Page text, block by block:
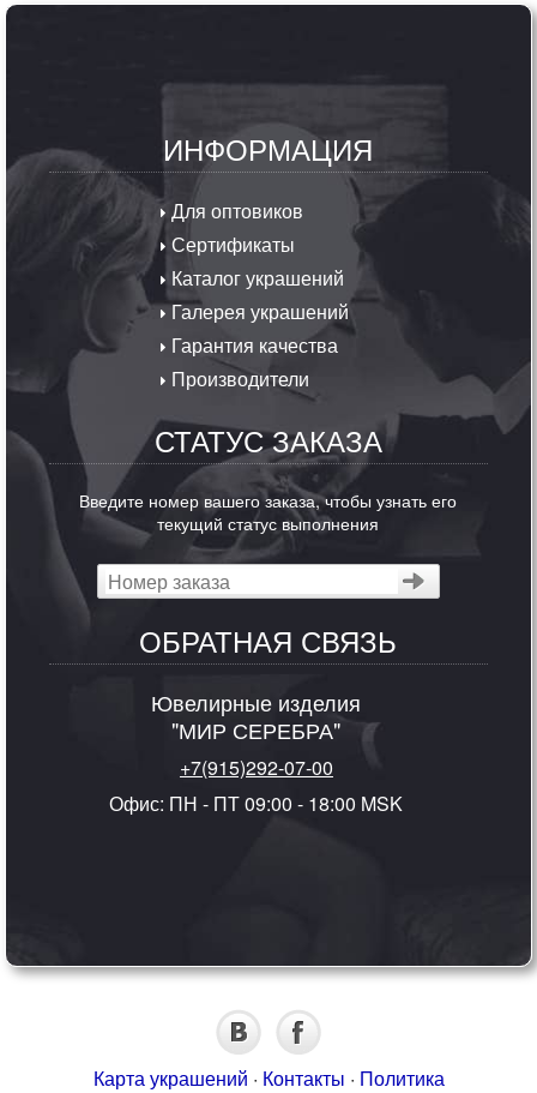
ИНФОРМАЦИЯ
Для оптовиков
Сертификаты
Каталог украшений
Галерея украшений
Гарантия качества
Производители
СТАТУС ЗАКАЗА
Введите номер вашего заказа, чтобы узнать его
текущий статус выполнения
ОБРАТНАЯ СВЯЗЬ
Ювелирные изделия
"МИР СЕРЕБРА"
+7(915)292-07-00
Офис: ПН - ПТ 09:00 - 18:00 MSK
Карта украшений · Контакты · Политика